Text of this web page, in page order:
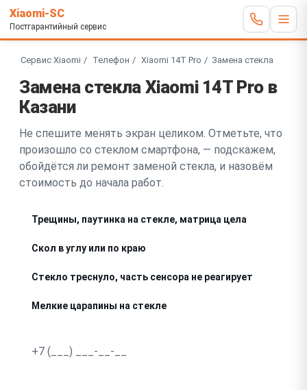
Xiaomi-SC
Постгарантийный сервис
Сервис Xiaomi Телефон Xiaomi 14T Pro Замена стекла
Замена стекла Xiaomi 14T Pro в
Казани
Не спешите менять экран целиком. Отметьте, что
произошло со стеклом смартфона, — подскажем,
обойдётся ли ремонт заменой стекла, и назовём
стоимость до начала работ.
Трещины, паутинка на стекле, матрица цела
Скол в углу или по краю
Стекло треснуло, часть сенсора не реагирует
Мелкие царапины на стекле